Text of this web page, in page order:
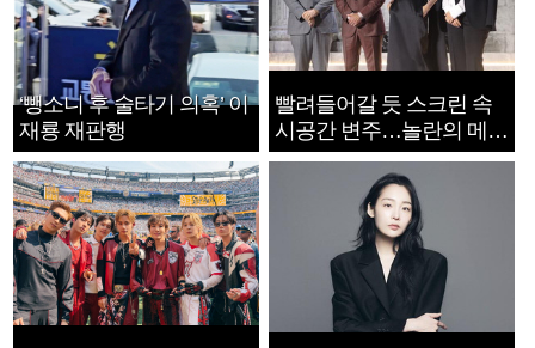
‘뺑소니 후 술타기 의혹’ 이
재룡 재판행
빨려들어갈 듯 스크린 속
시공간 변주…놀란의 메시
지는 ‘전쟁 속죄’